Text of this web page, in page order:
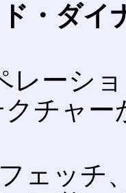
・ダイ
レーシ
チャ
ェッチ